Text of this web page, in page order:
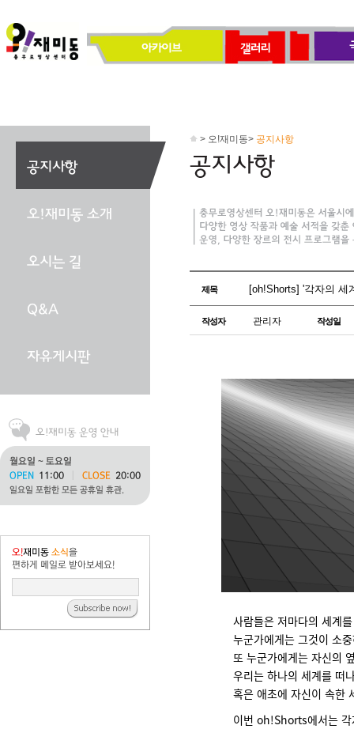
> 오!재미동> 공지사항
제목 [oh!Shorts] '각자의 세
작성자 관리자 작성일
사람들은 저마다의 세계
누군가에게는 그것이 소
또 누군가에게는 자신의
우리는 하나의 세계를 떠
혹은 애초에 자신이 속한
이번 oh!Shorts에서는